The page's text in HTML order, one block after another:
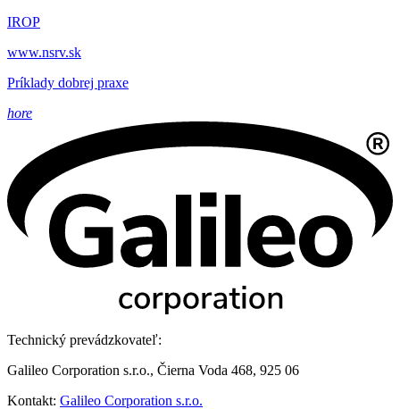
IROP
www.nsrv.sk
Príklady dobrej praxe
hore
Technický prevádzkovateľ:
Galileo Corporation s.r.o., Čierna Voda 468, 925 06
Kontakt: Galileo Corporation s.r.o.